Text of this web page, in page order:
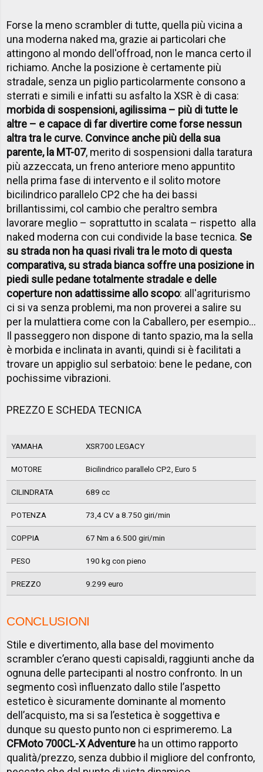
Forse la meno scrambler di tutte, quella più vicina a
una moderna naked ma, grazie ai particolari che
attingono al mondo dell'offroad, non le manca certo il
richiamo. Anche la posizione è certamente più
stradale, senza un piglio particolarmente consono a
sterrati e simili e infatti su asfalto la XSR è di casa:
morbida di sospensioni, agilissima – più di tutte le
altre – e capace di far divertire come forse nessun
altra tra le curve. Convince anche più della sua
parente, la MT-07, merito di sospensioni dalla taratura
più azzeccata, un freno anteriore meno appuntito
nella prima fase di intervento e il solito motore
bicilindrico parallelo CP2 che ha dei bassi
brillantissimi, col cambio che peraltro sembra
lavorare meglio – soprattutto in scalata – rispetto alla
naked moderna con cui condivide la base tecnica. Se
su strada non ha quasi rivali tra le moto di questa
comparativa, su strada bianca soffre una posizione in
piedi sulle pedane totalmente stradale e delle
coperture non adattissime allo scopo: all'agriturismo
ci si va senza problemi, ma non proverei a salire su
per la mulattiera come con la Caballero, per esempio...
Il passeggero non dispone di tanto spazio, ma la sella
è morbida e inclinata in avanti, quindi si è facilitati a
trovare un appiglio sul serbatoio: bene le pedane, con
pochissime vibrazioni.
PREZZO E SCHEDA TECNICA
YAMAHA XSR700 LEGACY
MOTORE Bicilindrico parallelo CP2, Euro 5
CILINDRATA 689 cc
POTENZA 73,4 CV a 8.750 giri/min
COPPIA 67 Nm a 6.500 giri/min
PESO 190 kg con pieno
PREZZO 9.299 euro
CONCLUSIONI
Stile e divertimento, alla base del movimento
scrambler c’erano questi capisaldi, raggiunti anche da
ognuna delle partecipanti al nostro confronto. In un
segmento così influenzato dallo stile l’aspetto
estetico è sicuramente dominante al momento
dell’acquisto, ma si sa l’estetica è soggettiva e
dunque su questo punto non ci esprimeremo. La
CFMoto 700CL-X Adventure ha un ottimo rapporto
qualità/prezzo, senza dubbio il migliore del confronto,